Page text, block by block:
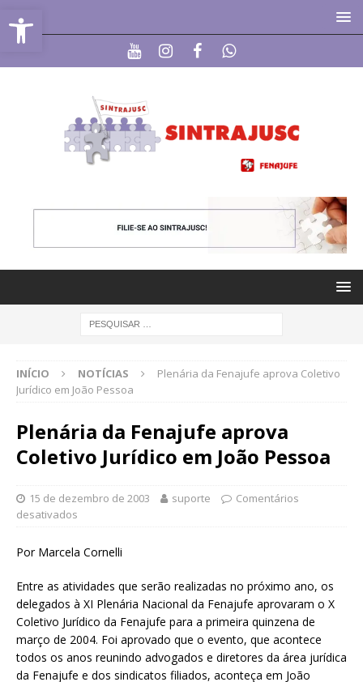
Abrir a barra de ferramentas
INÍCIO NOTÍCIAS
Plenária da Fenajufe aprova Coletivo
Jurídico em João Pessoa
Plenária da Fenajufe aprova
Coletivo Jurídico em João Pessoa
15 de dezembro de 2003 suporte
Comentários
desativados
Por Marcela Cornelli
Entre as atividades que serão realizadas no próximo ano, os
delegados à XI Plenária Nacional da Fenajufe aprovaram o X
Coletivo Jurídico da Fenajufe para a primeira quinzena de
março de 2004. Foi aprovado que o evento, que acontece
todos os anos reunindo advogados e diretores da área jurídica
da Fenajufe e dos sindicatos filiados, aconteça em João